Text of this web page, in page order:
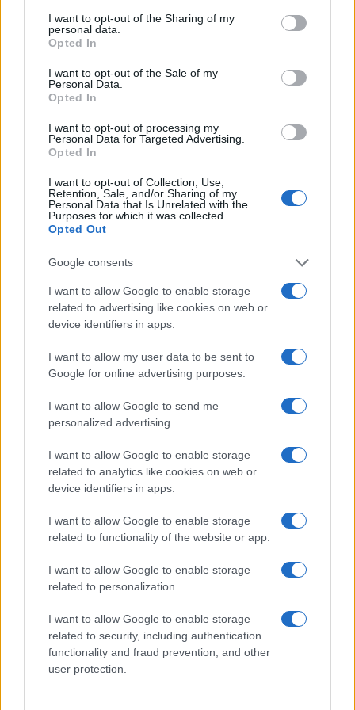
not limited to your visit or usage behaviour. You may click to
grant or deny consent to Google and its third-party tags to
use your data for below specified purposes in below Google
consent section.
I want to opt-out of the Sharing of my
personal data.
Opted In
I want to opt-out of the Sale of my
Personal Data.
Opted In
I want to opt-out of processing my
Personal Data for Targeted Advertising.
Opted In
I want to opt-out of Collection, Use,
Retention, Sale, and/or Sharing of my
Personal Data that Is Unrelated with the
Purposes for which it was collected.
Opted Out
Google consents
I want to allow Google to enable storage
related to advertising like cookies on web or
device identifiers in apps.
I want to allow my user data to be sent to
Google for online advertising purposes.
I want to allow Google to send me
personalized advertising.
I want to allow Google to enable storage
related to analytics like cookies on web or
device identifiers in apps.
I want to allow Google to enable storage
related to functionality of the website or app.
I want to allow Google to enable storage
related to personalization.
I want to allow Google to enable storage
related to security, including authentication
functionality and fraud prevention, and other
user protection.
de 27,8 %?
Sanofi aspire à être un acteur majeur dans le monde de la
en immunologie. Pour y arriver, nous avons besoin
d’investir dans la recherche pour créer des médicaments
révolutionnaires. Quant à Opella, l’entreprise a
énormément progressé au cours des cinq dernières années
et nécessite des investissements pour poursuivre son
expansion et faire des acquisitions. Cependant, quand il
s’agit de décider où investir nos ressources, nous
favorisons davantage l’immunologie que les produits
disponibles sans ordonnance. D’où la nécessité pour
Opella de prendre son indépendance à présent.
Il reste 70.57% de cet article à découvrir. La suite est
seulement accessible aux abonnés.